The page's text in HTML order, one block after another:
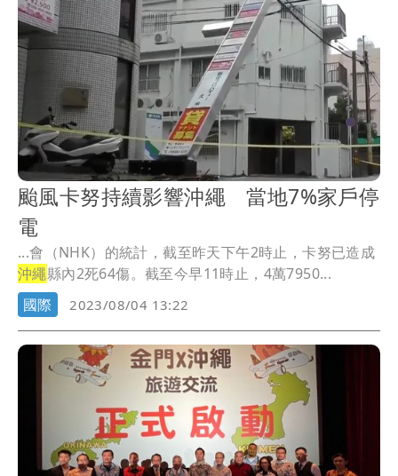
颱風卡努持續影響沖繩 當地7%家戶停
電
...會（NHK）的統計，截至昨天下午2時止，卡努已造成
沖繩縣內2死64傷。截至今早11時止，4萬7950...
國際
2023/08/04 13:22